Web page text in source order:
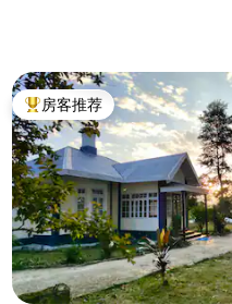
分（满分 5 分），共 216 条评价
热门「房客推荐」
房客推荐